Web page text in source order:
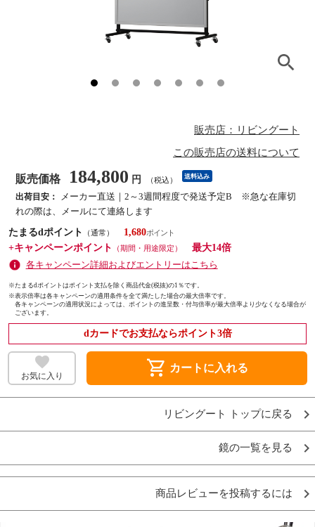
販売店：リビングート
この販売店の送料について
販売価格 184,800 円 （税込） 送料込み
出荷目安：
メーカー直送｜2～3週間程度で発送予定B ※急な在庫切
れの際は、メールにて連絡します
たまるdポイント
（通常）
1,680
+キャンペーンポイント
（期間・用途限定）
最大14倍
各キャンペーン詳細およびエントリーはこちら
※たまるdポイントはポイント支払を除く商品代金(税抜)の1％です。
※表示倍率は各キャンペーンの適用条件を全て満たした場合の最大倍率です。
各キャンペーンの適用状況によっては、ポイントの進呈数・付与倍率が最大倍率より少なくなる場合が
ございます。
dカードでお支払ならポイント3倍
お気に入り shopping_cart カートに入れる
リビングート トップに戻る
鏡の一覧を見る
商品レビューを投稿するには